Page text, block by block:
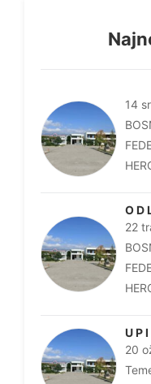
14
O D
22
U P
20